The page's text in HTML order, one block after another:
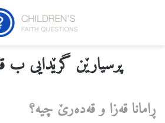
پرسیارێن گرێدایی
ڕاماناقهزا وقهدهرێ چیه؟